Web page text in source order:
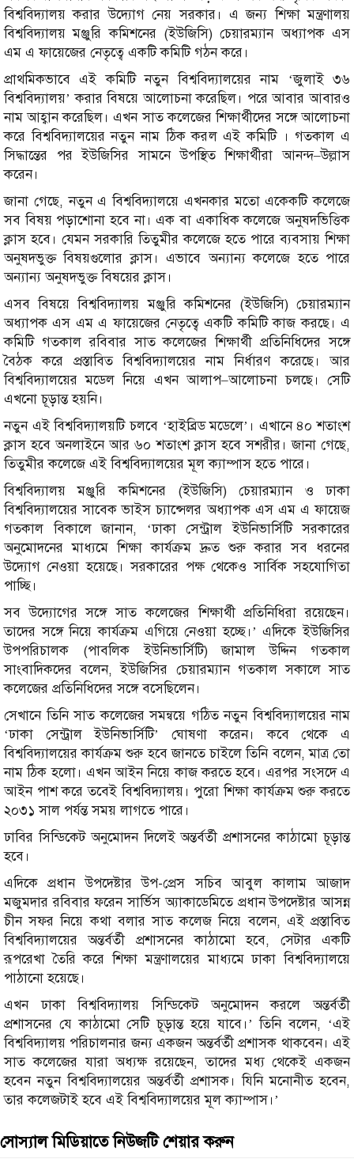
বিশ্ববিদ্যালয় করার উদ্যোগ নেয় সরকার। এ জন্য শিক্ষা মন্ত্রণালয়
বিশ্ববিদ্যালয় মঞ্জুরি কমিশনের (ইউজিসি) চেয়ারম্যান অধ্যাপক এস
এম এ ফায়েজের নেতৃত্বে একটি কমিটি গঠন করে।
প্রাথমিকভাবে এই কমিটি নতুন বিশ্ববিদ্যালয়ের নাম ‘জুলাই ৩৬
বিশ্ববিদ্যালয়’ করার বিষয়ে আলোচনা করেছিল। পরে আবার আবারও
নাম আহ্বান করেছিল। এখন সাত কলেজের শিক্ষার্থীদের সঙ্গে আলোচনা
করে বিশ্ববিদ্যালয়ের নতুন নাম ঠিক করল এই কমিটি । গতকাল এ
সিদ্ধান্তের পর ইউজিসির সামনে উপস্থিত শিক্ষার্থীরা আনন্দ–উল্লাস
করেন।
জানা গেছে, নতুন এ বিশ্ববিদ্যালয়ে এখনকার মতো একেকটি কলেজে
সব বিষয় পড়াশোনা হবে না। এক বা একাধিক কলেজে অনুষদভিত্তিক
ক্লাস হবে। যেমন সরকারি তিতুমীর কলেজে হতে পারে ব্যবসায় শিক্ষা
অনুষদভুক্ত বিষয়গুলোর ক্লাস। এভাবে অন্যান্য কলেজে হতে পারে
অন্যান্য অনুষদভুক্ত বিষয়ের ক্লাস।
এসব বিষয়ে বিশ্ববিদ্যালয় মঞ্জুরি কমিশনের (ইউজিসি) চেয়ারম্যান
অধ্যাপক এস এম এ ফায়েজের নেতৃত্বে একটি কমিটি কাজ করছে। এ
কমিটি গতকাল রবিবার সাত কলেজের শিক্ষার্থী প্রতিনিধিদের সঙ্গে
বৈঠক করে প্রস্তাবিত বিশ্ববিদ্যালয়ের নাম নির্ধারণ করেছে। আর
বিশ্ববিদ্যালয়ের মডেল নিয়ে এখন আলাপ–আলোচনা চলছে। সেটি
এখনো চূড়ান্ত হয়নি।
নতুন এই বিশ্ববিদ্যালয়টি চলবে ‘হাইব্রিড মডেলে’। এখানে ৪০ শতাংশ
ক্লাস হবে অনলাইনে আর ৬০ শতাংশ ক্লাস হবে সশরীর। জানা গেছে,
তিতুমীর কলেজে এই বিশ্ববিদ্যালয়ের মূল ক্যাম্পাস হতে পারে।
বিশ্ববিদ্যালয় মঞ্জুরি কমিশনের (ইউজিসি) চেয়ারম্যান ও ঢাকা
বিশ্ববিদ্যালয়ের সাবেক ভাইস চ্যান্সেলর অধ্যাপক এস এম এ ফায়েজ
গতকাল বিকালে জানান, ‘ঢাকা সেন্ট্রাল ইউনিভার্সিটি সরকারের
অনুমোদনের মাধ্যমে শিক্ষা কার্যক্রম দ্রুত শুরু করার সব ধরনের
উদ্যোগ নেওয়া হয়েছে। সরকারের পক্ষ থেকেও সার্বিক সহযোগিতা
পাচ্ছি।
সব উদ্যোগের সঙ্গে সাত কলেজের শিক্ষার্থী প্রতিনিধিরা রয়েছেন।
তাদের সঙ্গে নিয়ে কার্যক্রম এগিয়ে নেওয়া হচ্ছে।’ এদিকে ইউজিসির
উপপরিচালক (পাবলিক ইউনিভার্সিটি) জামাল উদ্দিন গতকাল
সাংবাদিকদের বলেন, ইউজিসির চেয়ারম্যান গতকাল সকালে সাত
কলেজের প্রতিনিধিদের সঙ্গে বসেছিলেন।
সেখানে তিনি সাত কলেজের সমন্বয়ে গঠিত নতুন বিশ্ববিদ্যালয়ের নাম
‘ঢাকা সেন্ট্রাল ইউনিভার্সিটি’ ঘোষণা করেন। কবে থেকে এ
বিশ্ববিদ্যালয়ের কার্যক্রম শুরু হবে জানতে চাইলে তিনি বলেন, মাত্র তো
নাম ঠিক হলো। এখন আইন নিয়ে কাজ করতে হবে। এরপর সংসদে এ
আইন পাশ করে তবেই বিশ্ববিদ্যালয়। পুরো শিক্ষা কার্যক্রম শুরু করতে
২০৩১ সাল পর্যন্ত সময় লাগতে পারে।
ঢাবির সিন্ডিকেট অনুমোদন দিলেই অন্তর্বর্তী প্রশাসনের কাঠামো চূড়ান্ত
হবে।
এদিকে প্রধান উপদেষ্টার উপ-প্রেস সচিব আবুল কালাম আজাদ
মজুমদার রবিবার ফরেন সার্ভিস অ্যাকাডেমিতে প্রধান উপদেষ্টার আসন্ন
চীন সফর নিয়ে কথা বলার সাত কলেজ নিয়ে বলেন, এই প্রস্তাবিত
বিশ্ববিদ্যালয়ের অন্তর্বর্তী প্রশাসনের কাঠামো হবে, সেটার একটি
রূপরেখা তৈরি করে শিক্ষা মন্ত্রণালয়ের মাধ্যমে ঢাকা বিশ্ববিদ্যালয়ে
পাঠানো হয়েছে।
এখন ঢাকা বিশ্ববিদ্যালয় সিন্ডিকেট অনুমোদন করলে অন্তর্বর্তী
প্রশাসনের যে কাঠামো সেটি চূড়ান্ত হয়ে যাবে।’ তিনি বলেন, ‘এই
বিশ্ববিদ্যালয় পরিচালনার জন্য একজন অন্তর্বর্তী প্রশাসক থাকবেন। এই
সাত কলেজের যারা অধ্যক্ষ রয়েছেন, তাদের মধ্য থেকেই একজন
হবেন নতুন বিশ্ববিদ্যালয়ের অন্তর্বর্তী প্রশাসক। যিনি মনোনীত হবেন,
তার কলেজটাই হবে এই বিশ্ববিদ্যালয়ের মূল ক্যাম্পাস।’
সোস্যাল মিডিয়াতে নিউজটি শেয়ার করুন